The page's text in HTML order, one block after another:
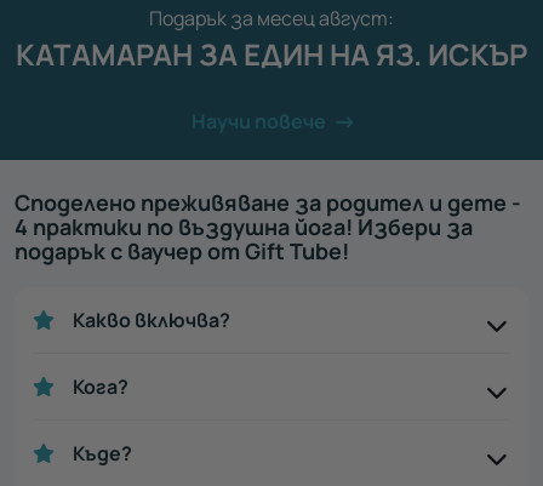
Подарък за месец август:
КАТАМАРАН ЗА ЕДИН НА ЯЗ. ИСКЪР
Научи повече
Споделено преживяване за родител и дете -
4 практики по въздушна йога! Избери за
подарък с ваучер от Gift Tube!
Какво включва?
Кога?
Къде?